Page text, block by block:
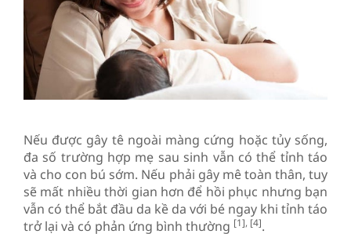
Nếu được gây tê ngoài màng cứng hoặc tủy sống,
đa số trường hợp mẹ sau sinh vẫn có thể tỉnh táo
và cho con bú sớm. Nếu phải gây mê toàn thân, tuy
sẽ mất nhiều thời gian hơn để hồi phục nhưng bạn
vẫn có thể bắt đầu da kề da với bé ngay khi tỉnh táo
trở lại và có phản ứng bình thường [1], [4].